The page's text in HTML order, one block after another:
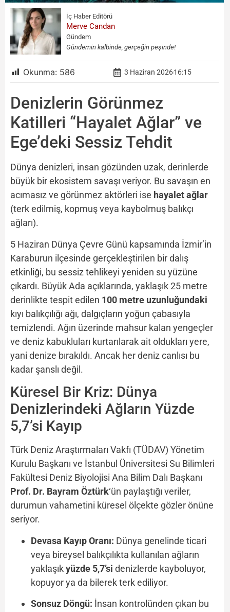
İç Haber Editörü
Merve Candan
Gündem
Gündemin kalbinde, gerçeğin peşinde!
Okunma: 586 3 Haziran 202616:15
Denizlerin Görünmez
Katilleri “Hayalet Ağlar” ve
Ege’deki Sessiz Tehdit
Dünya denizleri, insan gözünden uzak, derinlerde
büyük bir ekosistem savaşı veriyor. Bu savaşın en
acımasız ve görünmez aktörleri ise hayalet ağlar
(terk edilmiş, kopmuş veya kaybolmuş balıkçı
ağları).
5 Haziran Dünya Çevre Günü kapsamında İzmir’in
Karaburun ilçesinde gerçekleştirilen bir dalış
etkinliği, bu sessiz tehlikeyi yeniden su yüzüne
çıkardı. Büyük Ada açıklarında, yaklaşık 25 metre
derinlikte tespit edilen 100 metre uzunluğundaki
kıyı balıkçılığı ağı, dalgıçların yoğun çabasıyla
temizlendi. Ağın üzerinde mahsur kalan yengeçler
ve deniz kabukluları kurtarılarak ait oldukları yere,
yani denize bırakıldı. Ancak her deniz canlısı bu
kadar şanslı değil.
Küresel Bir Kriz: Dünya
Denizlerindeki Ağların Yüzde
5,7’si Kayıp
Türk Deniz Araştırmaları Vakfı (TÜDAV) Yönetim
Kurulu Başkanı ve İstanbul Üniversitesi Su Bilimleri
Fakültesi Deniz Biyolojisi Ana Bilim Dalı Başkanı
Prof. Dr. Bayram Öztürk‘ün paylaştığı veriler,
durumun vahametini küresel ölçekte gözler önüne
seriyor.
Devasa Kayıp Oranı: Dünya genelinde ticari
veya bireysel balıkçılıkta kullanılan ağların
yaklaşıkyüzde 5,7’si denizlerde kayboluyor,
kopuyor ya da bilerek terk ediliyor.
Sonsuz Döngü: İnsan kontrolünden çıkan bu